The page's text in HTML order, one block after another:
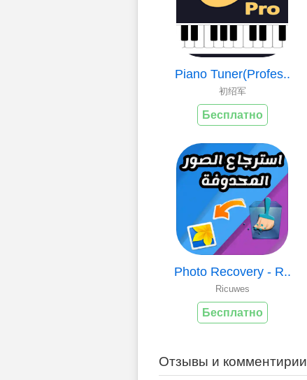
Piano Tuner(Profes..
初绍军
Бесплатно
Photo Recovery - R..
Ricuwes
Бесплатно
Отзывы и комментирии